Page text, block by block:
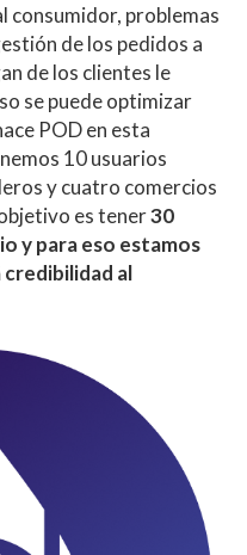
consumidor, problemas
de los pedidos a
de los clientes le
se puede optimizar
POD en esta
10 usuarios
y cuatro comercios
es tener30
y para eso estamos
al